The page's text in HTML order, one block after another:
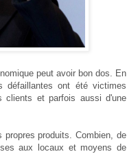
peut avoir bon dos. En
défaillantes ont été victimes
clients et parfois aussi d'une
produits. Combien, de
aux locaux et moyens de